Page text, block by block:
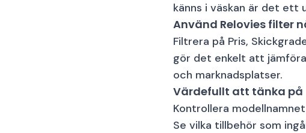
känns i väskan är det ett
Använd Relovies filter
Filtrera på Pris,
gör det enkelt att
och marknadsplatser.
Värdefullt att tänka på
Kontrollera
Se vilka tillbehör som